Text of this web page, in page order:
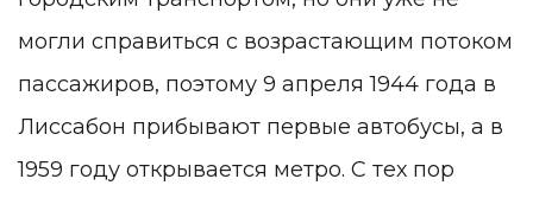
могли справиться с возрастающим потоком
пассажиров, поэтому 9 апреля 1944 года в
Лиссабон прибывают первые автобусы, а в
1959 году открывается метро. С тех пор